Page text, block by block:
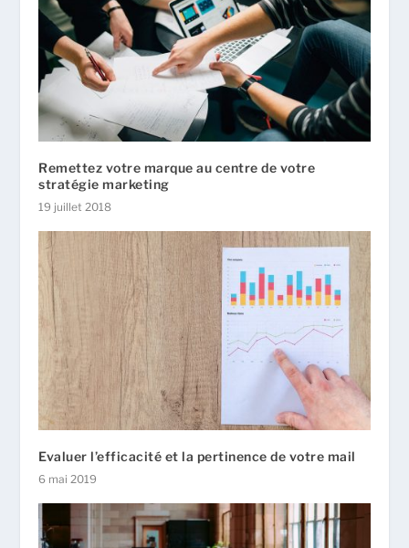
Remettez votre marque au centre de votre
stratégie marketing
19 juillet 2018
Evaluer l’efficacité et la pertinence de votre mail
6 mai 2019